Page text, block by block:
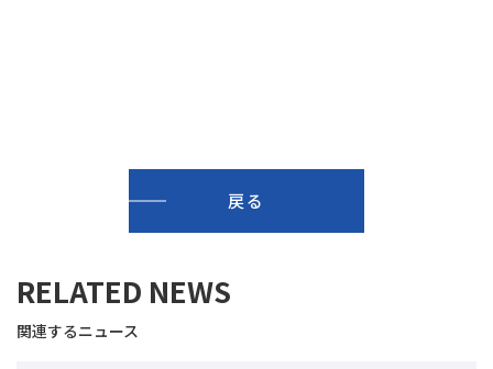
戻る
RELATED NEWS
関連するニュース